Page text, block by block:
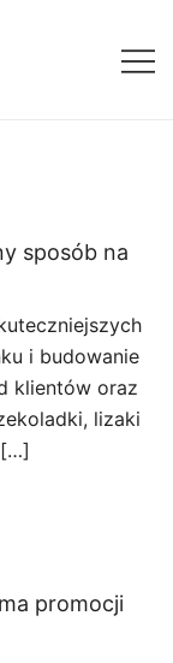
sposób na
i budowanie
klientów oraz
lizaki
promocji